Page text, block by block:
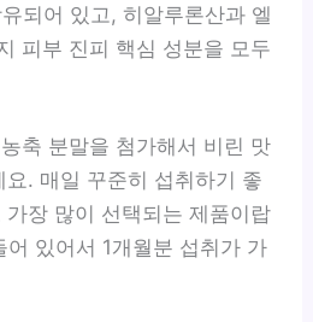
되어 있고, 히알루론산과 엘
피부 진피 핵심 성분을 모두
축 분말을 첨가해서 비린 맛
. 매일 꾸준히 섭취하기 좋
장 많이 선택되는 제품이랍
있어서 1개월분 섭취가 가